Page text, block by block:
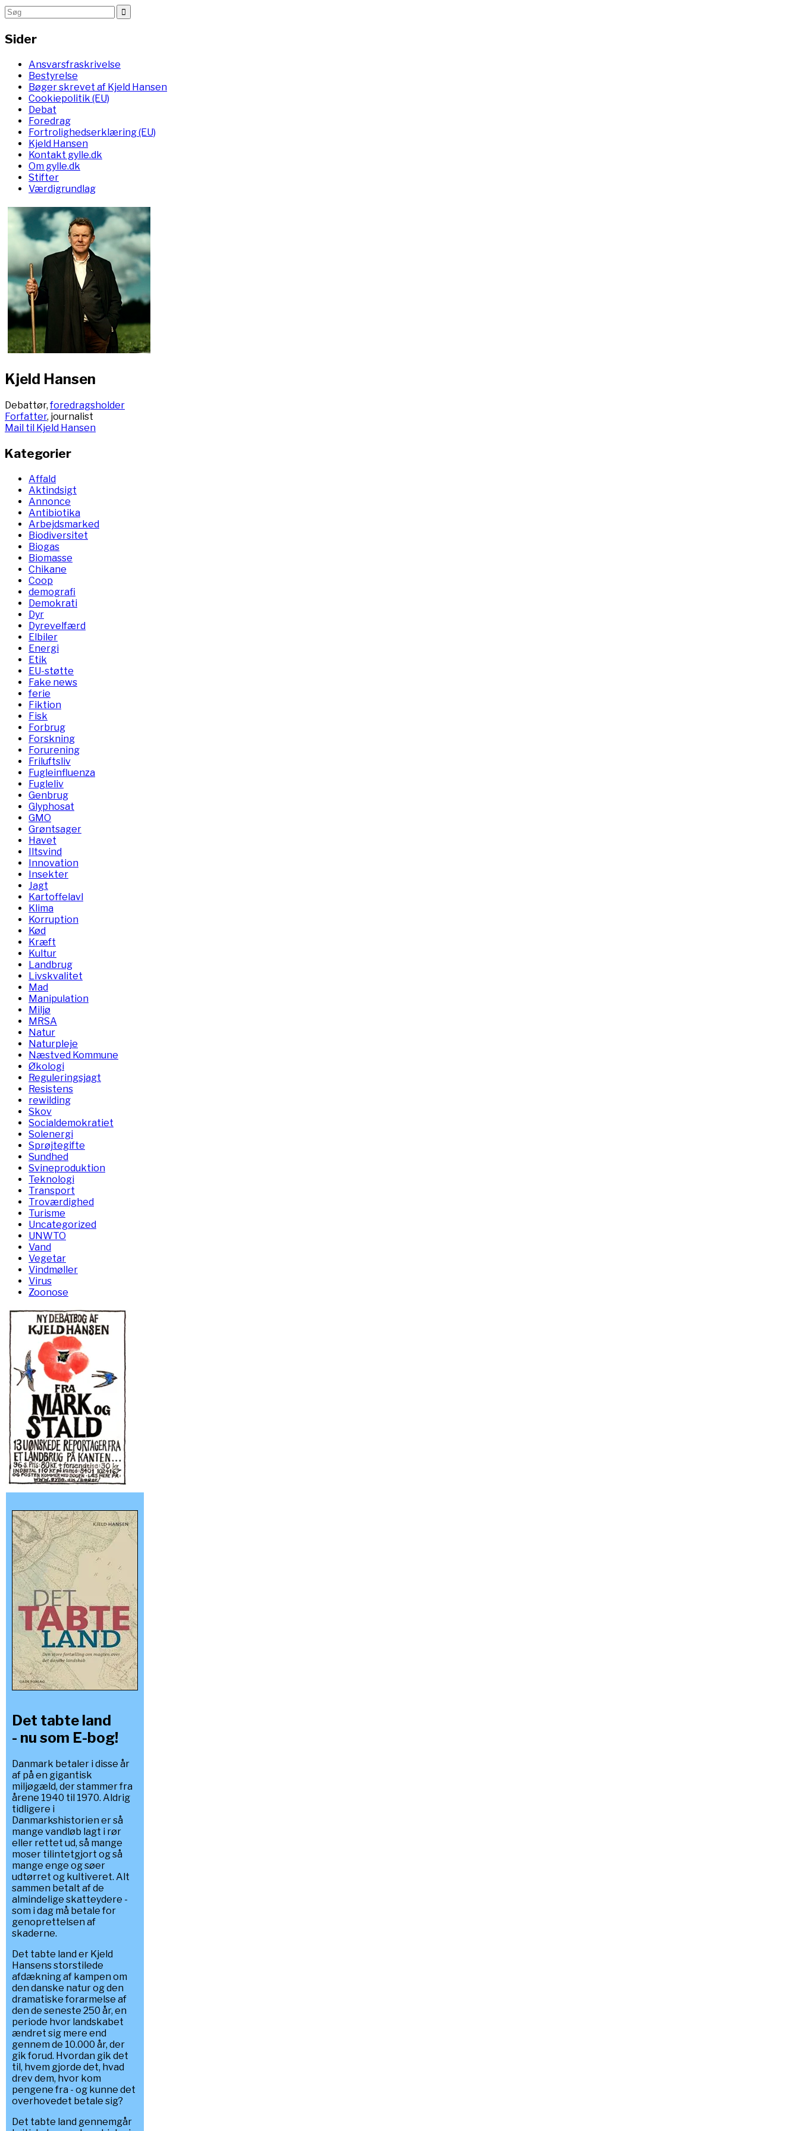
Sider
Ansvarsfraskrivelse
Bestyrelse
Bøger skrevet af Kjeld Hansen
Cookiepolitik (EU)
Debat
Foredrag
Fortrolighedserklæring (EU)
Kjeld Hansen
Kontakt gylle.dk
Om gylle.dk
Stifter
Værdigrundlag
Kjeld Hansen
Debattør,foredragsholder
Forfatter, journalist
Mail til Kjeld Hansen
Kategorier
Affald
Aktindsigt
Annonce
Antibiotika
Arbejdsmarked
Biodiversitet
Biogas
Biomasse
Chikane
Coop
demografi
Demokrati
Dyr
Dyrevelfærd
Elbiler
Energi
Etik
EU-støtte
Fake news
ferie
Fiktion
Fisk
Forbrug
Forskning
Forurening
Friluftsliv
Fugleinfluenza
Fugleliv
Genbrug
Glyphosat
GMO
Grøntsager
Havet
Iltsvind
Innovation
Insekter
Jagt
Kartoffelavl
Klima
Korruption
Kød
Kræft
Kultur
Landbrug
Livskvalitet
Mad
Manipulation
Miljø
MRSA
Natur
Naturpleje
Næstved Kommune
Økologi
Reguleringsjagt
Resistens
rewilding
Skov
Socialdemokratiet
Solenergi
Sprøjtegifte
Sundhed
Svineproduktion
Teknologi
Transport
Troværdighed
Turisme
Uncategorized
UNWTO
Vand
Vegetar
Vindmøller
Virus
Zoonose
Det tabte land
- nu som E-bog!
Danmark betaler i disse år
af på en gigantisk
miljøgæld, der stammer fra
årene 1940 til 1970. Aldrig
tidligere i
Danmarkshistorien er så
mange vandløb lagt i rør
eller rettet ud, så mange
moser tilintetgjort og så
mange enge og søer
udtørret og kultiveret. Alt
sammen betalt af de
almindelige skatteydere -
som i dag må betale for
genoprettelsen af
skaderne.
Det tabte land er Kjeld
Hansens storstilede
afdækning af kampen om
den danske natur og den
dramatiske forarmelse af
den de seneste 250 år, en
periode hvor landskabet
ændret sig mere end
gennem de 10.000 år, der
gik forud. Hvordan gik det
til, hvem gjorde det, hvad
drev dem, hvor kom
pengene fra - og kunne det
overhovedet betale sig?
Det tabte land gennemgår